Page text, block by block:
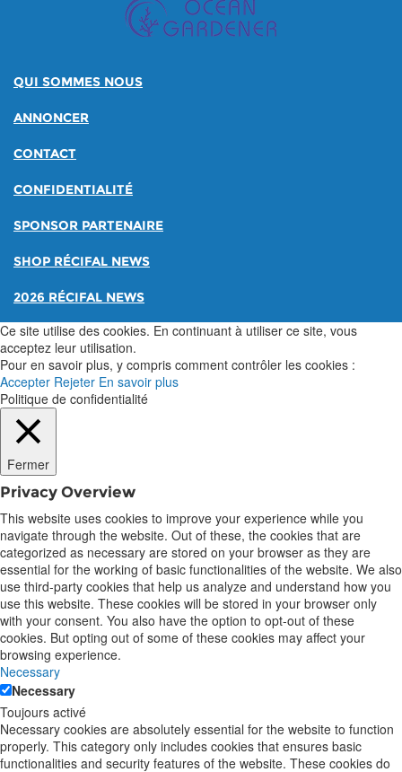
QUI SOMMES NOUS
ANNONCER
CONTACT
CONFIDENTIALITÉ
SPONSOR PARTENAIRE
SHOP RÉCIFAL NEWS
2026 RÉCIFAL NEWS
Ce site utilise des cookies. En continuant à utiliser ce site, vous
acceptez leur utilisation.
Pour en savoir plus, y compris comment contrôler les cookies :
Accepter Rejeter En savoir plus
Politique de confidentialité
Fermer
Privacy Overview
This website uses cookies to improve your experience while you
navigate through the website. Out of these, the cookies that are
categorized as necessary are stored on your browser as they are
essential for the working of basic functionalities of the website. We also
use third-party cookies that help us analyze and understand how you
use this website. These cookies will be stored in your browser only
with your consent. You also have the option to opt-out of these
cookies. But opting out of some of these cookies may affect your
browsing experience.
Necessary
Necessary
Toujours activé
Necessary cookies are absolutely essential for the website to function
properly. This category only includes cookies that ensures basic
functionalities and security features of the website. These cookies do